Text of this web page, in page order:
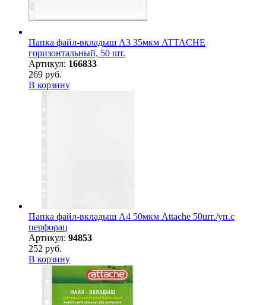
Папка файл-вкладыш А3 35мкм ATTACHE
горизонтальный, 50 шт.
Артикул: 166833
269 руб.
В корзину
Папка файл-вкладыш А4 50мкм Attache 50шт./уп.с
перфорац
Артикул: 94853
252 руб.
В корзину